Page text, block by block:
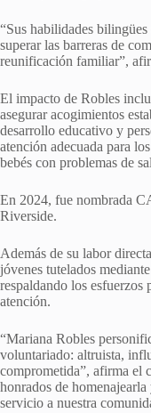
“Sus habilidades
superar las barreras de
reunificación familiar”,
El impacto de Robles
asegurar acogimientos
desarrollo educativo y
atención adecuada para
bebés con problemas de
En 2024, fue nombrada
Riverside.
Además de su labor
jóvenes tutelados
respaldando los esfuerzos
atención.
“Mariana Robles
voluntariado: altruista,
comprometida”, afirma el
honrados de
servicio a nuestra